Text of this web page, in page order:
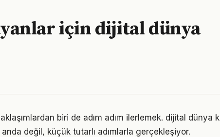
için dijital dünya
biri de adım adım ilerlemek. dijital dünya
değil, küçük tutarlı adımlarla gerçekleşiyor.